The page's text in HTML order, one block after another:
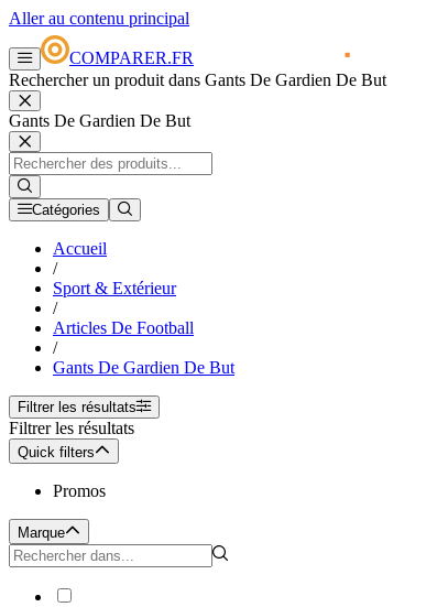
Aller au contenu principal
COMPARER.FR
Rechercher un produit dans Gants De Gardien De But
Gants De Gardien De But
Catégories
Accueil
/
Sport & Extérieur
/
Articles De Football
/
Gants De Gardien De But
Filtrer les résultats
Filtrer les résultats
Quick filters
Promos
Marque